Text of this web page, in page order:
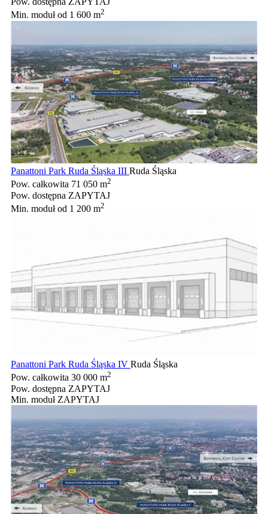
Min. modułod 1 600 m2
Panattoni Park Ruda Śląska III Ruda Śląska
Pow. całkowita 71 050 m2
Pow. dostępna ZAPYTAJ
Min. modułod 1 200 m2
Panattoni Park Ruda Śląska IV Ruda Śląska
Pow. całkowita 30 000 m2
Pow. dostępna ZAPYTAJ
Min. moduł ZAPYTAJ